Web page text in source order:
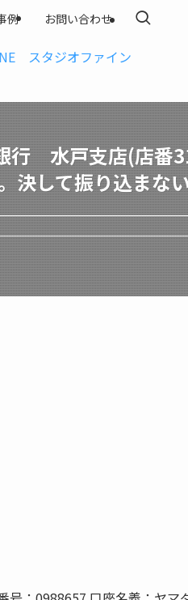
例 お問い合わせ
行 水戸支店(店
して振り込まな